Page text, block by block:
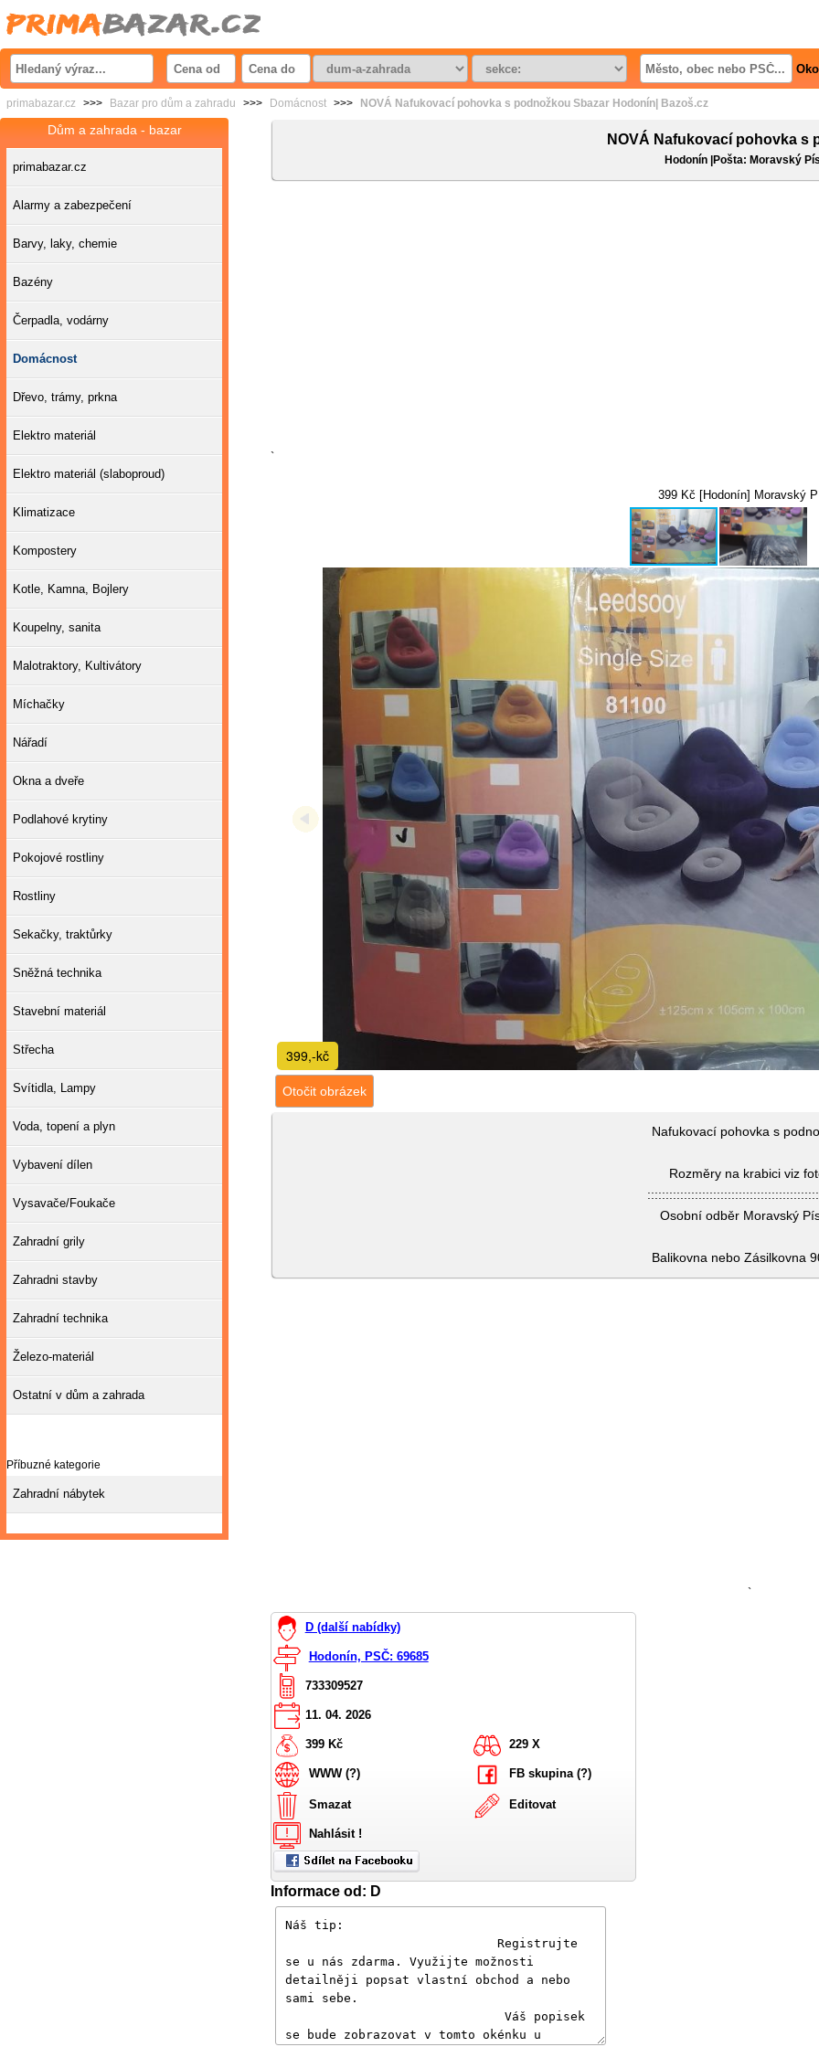
primabazar.cz >>> Bazar pro dům a zahradu >>> Domácnost >>> NOVÁ Nafukovací pohovka s podnožkou Sbazar Hodonín| Bazoš.cz
NOVÁ Nafukovací pohovka s
Hodonín |Pošta: Moravský
`
399 Kč [Hodonín] Moravský
399,-kč
Otočit obrázek
Nafukovací pohovka s
Rozměry na krabici viz
Osobní odběr Moravský
Balikovna nebo Zásilkovna
`
D (další nabídky)
Hodonín, PSČ: 69685
733309527
11. 04. 2026
399 Kč 229 X
WWW (?) FB skupina (?)
Smazat Editovat
Nahlásit !
Informace od: D
Dům a zahrada - bazar
primabazar.cz
Alarmy a zabezpečení
Barvy, laky, chemie
Bazény
Čerpadla, vodárny
Domácnost
Dřevo, trámy, prkna
Elektro materiál
Elektro materiál (slaboproud)
Klimatizace
Kompostery
Kotle, Kamna, Bojlery
Koupelny, sanita
Malotraktory, Kultivátory
Míchačky
Nářadí
Okna a dveře
Podlahové krytiny
Pokojové rostliny
Rostliny
Sekačky, traktůrky
Sněžná technika
Stavební materiál
Střecha
Svítidla, Lampy
Voda, topení a plyn
Vybavení dílen
Vysavače/Foukače
Zahradní grily
Zahradni stavby
Zahradní technika
Železo-materiál
Ostatní v dům a zahrada
Příbuzné kategorie
Zahradní nábytek